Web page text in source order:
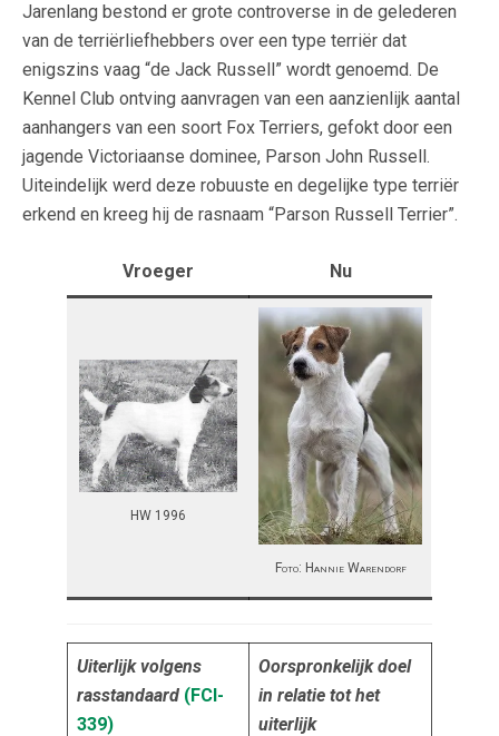
Jarenlang bestond er grote controverse in de gelederen
van de terriërliefhebbers over een type terriër dat
enigszins vaag “de Jack Russell” wordt genoemd. De
Kennel Club ontving aanvragen van een aanzienlijk aantal
aanhangers van een soort Fox Terriers, gefokt door een
jagende Victoriaanse dominee, Parson John Russell.
Uiteindelijk werd deze robuuste en degelijke type terriër
erkend en kreeg hij de rasnaam “Parson Russell Terrier”.
Vroeger Nu
HW 1996
Foto: Hannie Warendorf
Uiterlijk volgens
rasstandaard (FCI-
339)
Oorspronkelijk doel
in relatie tot het
uiterlijk